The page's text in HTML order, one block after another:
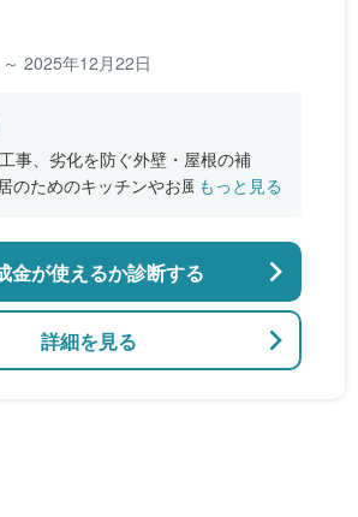
2025年12月22日
事、劣化を防ぐ外壁・屋根の補
のためのキッチンやお風呂の増
もっと見る
詳細を見る
金が使えるか診断する